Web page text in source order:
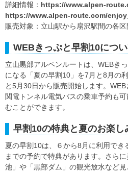
詳細情報： https://www.alpen-
https://www.alpen-route.com/
販売対象：立山駅から扇沢駅間の各
WEBきっぷと早割10につ
立山黒部アルペンルートは、WEBき
になる「夏の早割10」を7月と8月の
と5月30日から販売開始します。WEB
関電トンネル電気バスの乗車予約も
むことができます。
早割10の特典と夏のお楽し
夏の早割10は、６から8月に利用で
までの予約で特典があります。さら
池」や「黒部ダム」の観光放水など